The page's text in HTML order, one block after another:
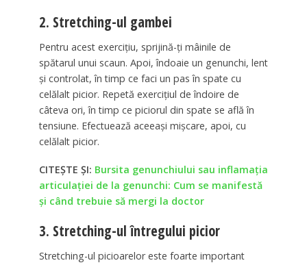
2. Stretching-ul gambei
Pentru acest exercițiu, sprijină-ți mâinile de
spătarul unui scaun. Apoi, îndoaie un genunchi, lent
și controlat, în timp ce faci un pas în spate cu
celălalt picior. Repetă exercițiul de îndoire de
câteva ori, în timp ce piciorul din spate se află în
tensiune. Efectuează aceeași mișcare, apoi, cu
celălalt picior.
CITEȘTE ȘI: Bursita genunchiului sau inflamația
articulației de la genunchi: Cum se manifestă
și când trebuie să mergi la doctor
3. Stretching-ul întregului picior
Stretching-ul picioarelor este foarte important